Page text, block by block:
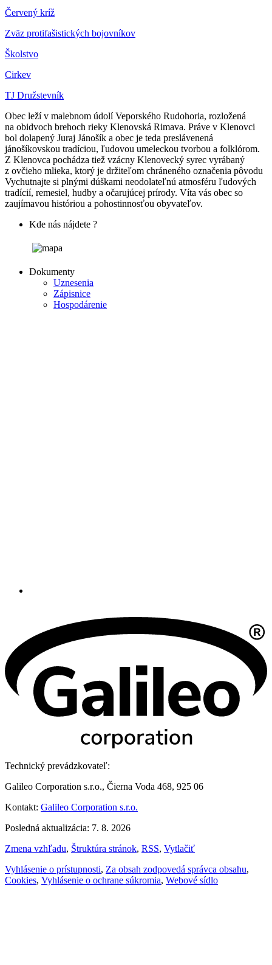
Červený kríž
Zväz protifašistických bojovníkov
Školstvo
Cirkev
TJ Družstevník
Obec leží v malebnom údolí Veporského Rudohoria, rozložená
na obidvoch brehoch rieky Klenovská Rimava. Práve v Klenovci
bol dolapený Juraj Jánošík a obec je teda preslávenená
jánošíkovskou tradíciou, ľudovou umeleckou tvorbou a folklórom.
Z Klenovca pochádza tiež vzácny Klenovecký syrec vyrábaný
z ovčieho mlieka, ktorý je držiteľom chráneného označenia pôvodu
Vychutnajte si plnými dúškami neodolateľnú atmosféru ľudových
tradícií, remesiel, hudby a očarujúcej prírody. Víta vás obec so
zaujímavou históriou a pohostinnosťou obyvateľov.
Kde nás nájdete ?
Dokumenty
Uznesenia
Zápisnice
Hospodárenie
Technický prevádzkovateľ:
Galileo Corporation s.r.o., Čierna Voda 468, 925 06
Kontakt: Galileo Corporation s.r.o.
Posledná aktualizácia: 7. 8. 2026
Zmena vzhľadu, Štruktúra stránok, RSS, Vytlačiť
Vyhlásenie o prístupnosti, Za obsah zodpovedá správca obsahu,
Cookies, Vyhlásenie o ochrane súkromia, Webové sídlo